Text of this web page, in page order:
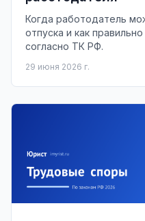
Когда работодатель
отпуска и как
согласно ТК РФ.
29 июня 2026 г.